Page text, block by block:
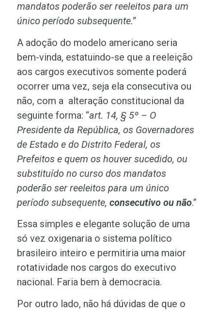
mandatos poderão ser reeleitos para um
único período subsequente.”
A adoção do modelo americano seria
bem-vinda, estatuindo-se que a reeleição
aos cargos executivos somente poderá
ocorrer uma vez, seja ela consecutiva ou
não, com a alteração constitucional da
seguinte forma: “art. 14, § 5º – O
Presidente da República, os Governadores
de Estado e do Distrito Federal, os
Prefeitos e quem os houver sucedido, ou
substituído no curso dos mandatos
poderão ser reeleitos para um único
período subsequente, consecutivo ou não.”
Essa simples e elegante solução de uma
só vez oxigenaria o sistema político
brasileiro inteiro e permitiria uma maior
rotatividade nos cargos do executivo
nacional. Faria bem à democracia.
Por outro lado, não há dúvidas de que o